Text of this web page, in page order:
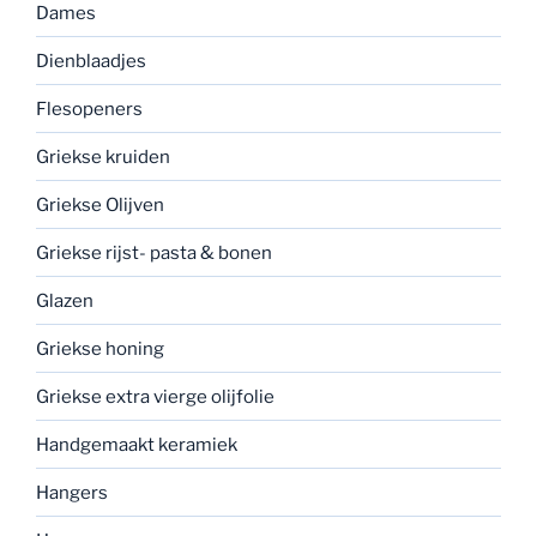
Dames
Dienblaadjes
Flesopeners
Griekse kruiden
Griekse Olijven
Griekse rijst- pasta & bonen
Glazen
Griekse honing
Griekse extra vierge olijfolie
Handgemaakt keramiek
Hangers